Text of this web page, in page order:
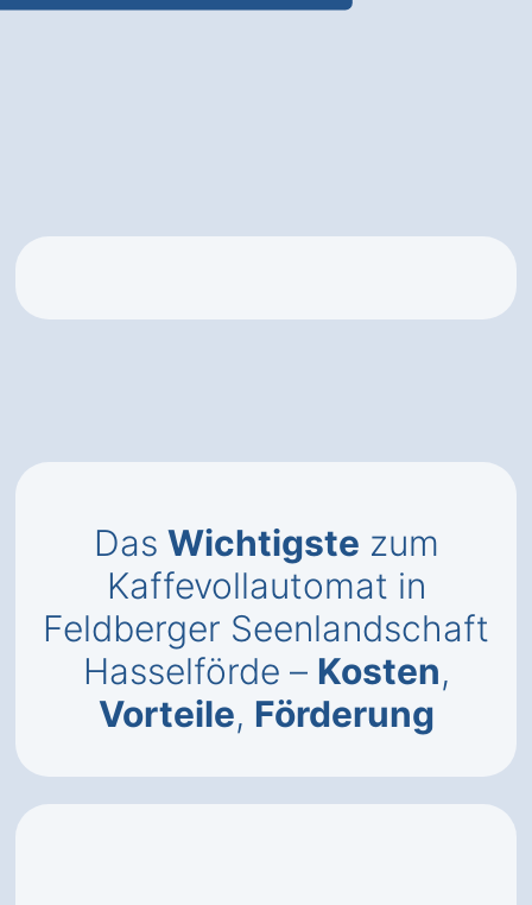
Das Wichtigste zum
Kaffevollautomat in
Feldberger Seenlandschaft
Hasselförde – Kosten,
Vorteile, Förderung